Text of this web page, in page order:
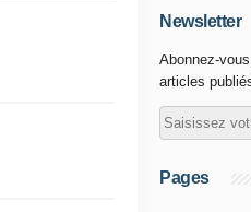
Newsletter
Abonnez-
articles
Pages